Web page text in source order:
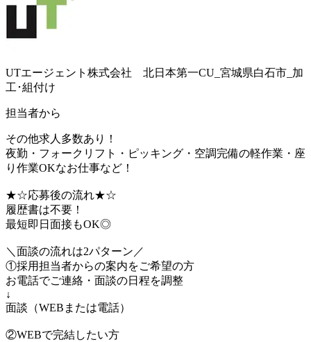
UTエージェント株式会社 北日本第一CU_宮城県白石市_加
工･組付け
担当者から
その他求人多数あり！
夜勤・フォークリフト・ピッキング・空調完備の軽作業・座
り作業OKなお仕事など！
★☆応募後の流れ★☆
履歴書は不要！
最短即日面接もOK◎
＼面談の流れは2パターン／
①採用担当者からの案内をご希望の方
お電話でご連絡・面談の日程を調整
↓
面談（WEBまたは電話）
②WEBで完結したい方